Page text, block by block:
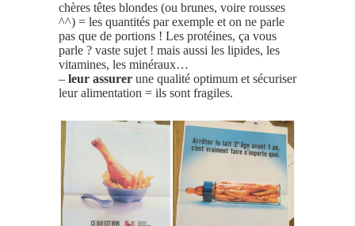
chères têtes blondes (ou brunes, voire rousses
^^) = les quantités par exemple et on ne parle
pas que de portions ! Les protéines, ça vous
parle ? vaste sujet ! mais aussi les lipides, les
vitamines, les minéraux…
– leur assurer une qualité optimum et sécuriser
leur alimentation = ils sont fragiles.